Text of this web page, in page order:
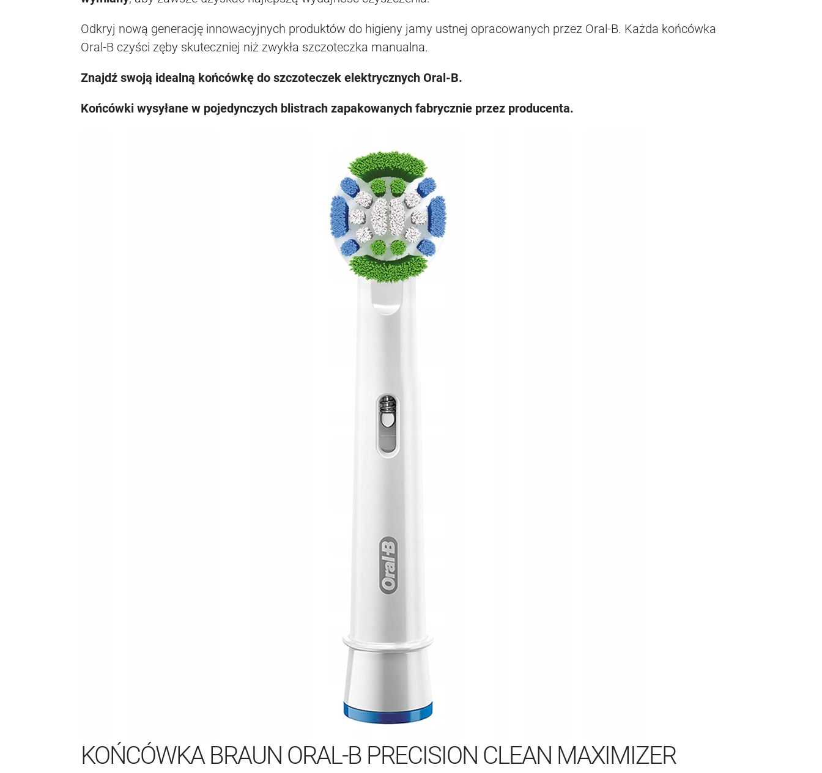
Odkryj nową generację innowacyjnych produktów do higieny jamy ustnej opracowanych przez Oral-B. Każda końcówka
Oral-B czyści zęby skuteczniej niż zwykła szczoteczka manualna.
Znajdź swoją idealną końcówkę do szczoteczek elektrycznych Oral-B.
Końcówki wysyłane w pojedynczych blistrach zapakowanych fabrycznie przez producenta.
KOŃCÓWKA BRAUN ORAL-B PRECISION CLEAN MAXIMIZER